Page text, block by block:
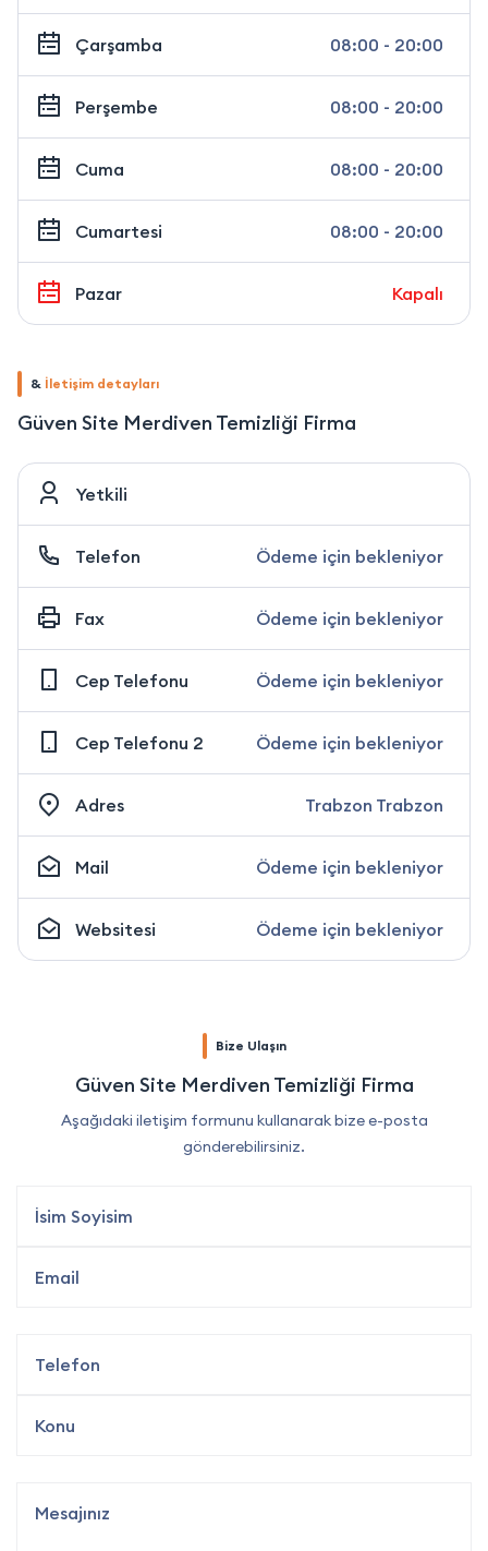
Çarşamba 08:00 - 20:00
Perşembe 08:00 - 20:00
Cuma 08:00 - 20:00
Cumartesi 08:00 - 20:00
Pazar Kapalı
& İletişim detayları
Güven Site Merdiven Temizliği Firma
Yetkili
Telefon Ödeme için bekleniyor
Fax Ödeme için bekleniyor
Cep Telefonu Ödeme için bekleniyor
Cep Telefonu 2 Ödeme için bekleniyor
Adres Trabzon Trabzon
Mail Ödeme için bekleniyor
Websitesi Ödeme için bekleniyor
Bize Ulaşın
Güven Site Merdiven Temizliği Firma
Aşağıdaki iletişim formunu kullanarak bize e-posta
gönderebilirsiniz.